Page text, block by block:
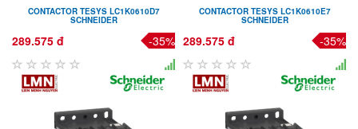
CONTACTOR TESYS LC1K0610D7
SCHNEIDER
289.575 đ -35%
CONTACTOR TESYS LC1K0610E7
SCHNEIDER
289.575 đ -35%